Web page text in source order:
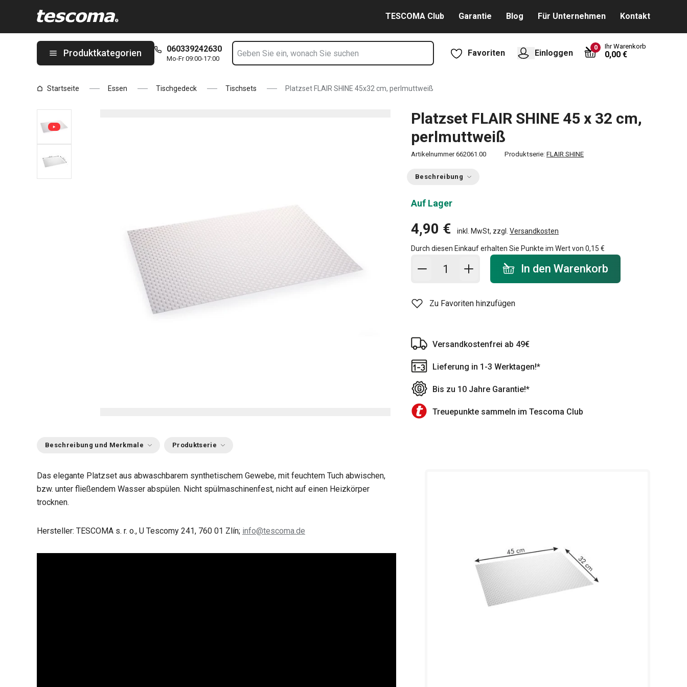
TESCOMA Club Garantie Blog Für Unternehmen Kontakt
Produktkategorien 060339242630
Mo-Fr 09:00-17:00
Favoriten Einloggen
0 Ihr Warenkorb
0,00 €
Startseite Essen Tischgedeck Tischsets Platzset FLAIR SHINE 45x32 cm, perlmuttweiß
Platzset FLAIR SHINE 45 x 32 cm,
perlmuttweiß
Artikelnummer 662061.00 Produktserie: FLAIR SHINE
Beschreibung
Auf Lager
4,90 € inkl. MwSt, zzgl. Versandkosten
Durch diesen Einkauf erhalten Sie Punkte im Wert von 0,15 €
In den Warenkorb - Menge
In den Warenkorb
Zu Favoriten hinzufügen
Versandkostenfrei ab 49€
Lieferung in 1-3 Werktagen!*
Bis zu 10 Jahre Garantie!*
Treuepunkte sammeln im Tescoma Club
Beschreibung und Merkmale Produktserie
Das elegante Platzset aus abwaschbarem synthetischem Gewebe, mit feuchtem Tuch abwischen,
bzw. unter fließendem Wasser abspülen. Nicht spülmaschinenfest, nicht auf einen Heizkörper
trocknen.
Hersteller: TESCOMA s. r. o., U Tescomy 241, 760 01 Zlín; info@tescoma.de